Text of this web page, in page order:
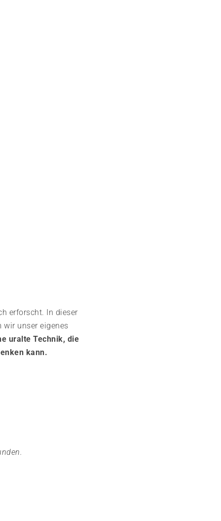
erforscht. In dieser
wir unser eigenes
uralte Technik, die
kann.